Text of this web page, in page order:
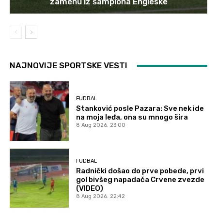
NAJNOVIJE SPORTSKE VESTI
FUDBAL
Stanković posle Pazara: Sve nek ide
na moja leđa, ona su mnogo šira
8 Aug 2026. 23:00
FUDBAL
Radnički došao do prve pobede, prvi
gol bivšeg napadača Crvene zvezde
(VIDEO)
8 Aug 2026. 22:42